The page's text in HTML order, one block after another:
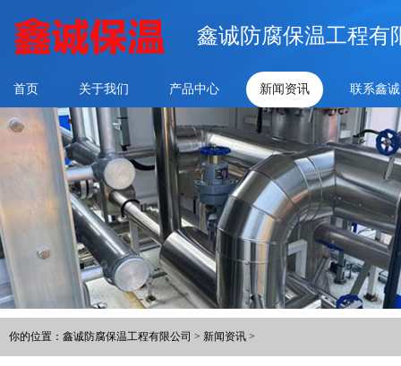
鑫诚防腐保温工程有
首页 关于我们 产品中心 新闻资讯 联系鑫诚
你的位置： 鑫诚防腐保温工程有限公司 > 新闻资讯 >